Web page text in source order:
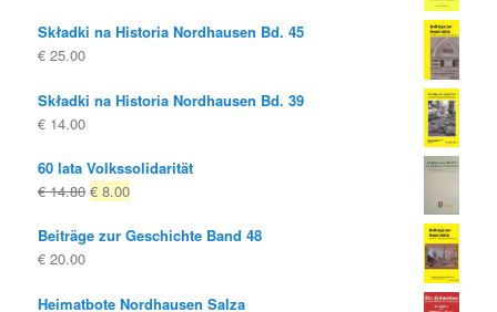
Składki na Historia Nordhausen Bd. 45
€ 25.00
Składki na Historia Nordhausen Bd. 39
€ 14.00
60 lata Volkssolidarität
€14.80 Oryginalna
była:
€ 8.00Obecna
to:
Beiträge zur Geschichte Band 48
€ 20.00
Heimatbote Nordhausen Salza